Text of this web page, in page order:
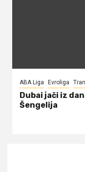
ABA Liga Evroliga
Dubai jači iz
Šengelija